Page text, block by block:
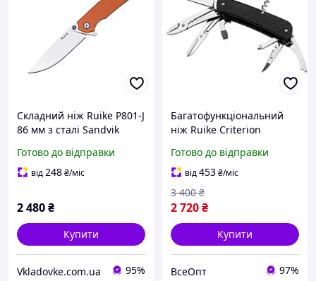
Складний ніж Ruike P801-J
86 мм з сталі Sandvik
твердості 57-59 HRC
оранжева рукоятка G10
Готово до відправки
від248₴/міс
2 480₴
Купити
Vkladovke.com.ua 95%
Багатофункціональний
ніж Ruike Criterion
складний, з нержавіючої
сталі, 85 мм, 213.5 г, з G10
рукояткою
Готово до відправки
від453₴/міс
2 720₴
3 400 ₴
Купити
ВсеОпт 97%